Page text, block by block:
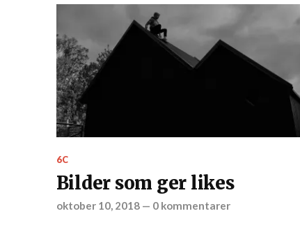
6C
Bilder som ger likes
oktober 10, 2018— 0 kommentarer